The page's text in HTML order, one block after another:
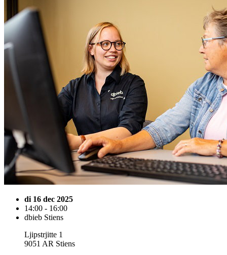
di 16 dec 2025
14:00 - 16:00
dbieb Stiens
Ljipstrjitte 1
9051 AR Stiens